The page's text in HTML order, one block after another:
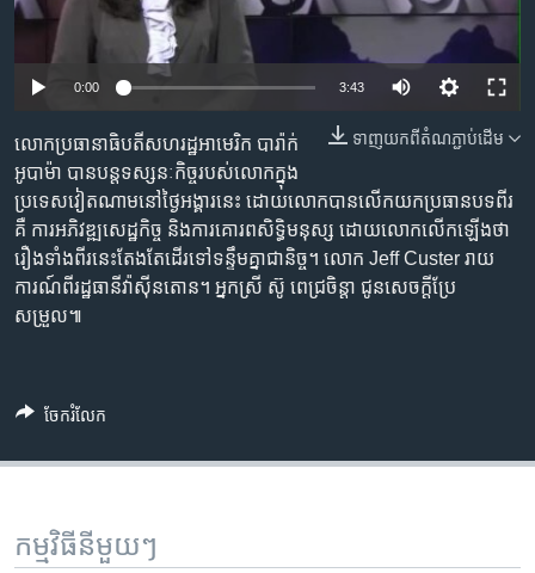
សម្ព័ន្ធ​
កាន់​
ទំព័រ​
ស្វែង​
រក
Khmer English
បណ្តាញ​សង្គម
ភាសា
0:00 3:43
ទាញ​យក​ពី​តំណភ្ជាប់​ដើម
លោក​ប្រធានាធិបតី​សហរដ្ឋ​អាមេរិក បារ៉ាក់
អូបាម៉ា បាន​បន្ត​ទស្សនៈកិច្ច​របស់​លោក​ក្នុង​
ប្រទេស​វៀតណាម​នៅ​ថ្ងៃអង្គារ​នេះ ដោយ​លោក​បាន​លើក​យក​ប្រធាន​បទ​ពីរ​
គឺ ការ​អភិវឌ្ឍ​សេដ្ឋកិច្ច និង​ការគោរព​សិទ្ធិ​មនុស្ស​ ដោយ​លោក​លើក​ឡើង​ថា
រឿង​ទាំងពីរ​នេះ​តែងតែ​ដើរ​ទៅ​ទន្ទឹម​គ្នា​ជានិច្ច។ លោក Jeff Custer រាយ
ការណ៍​ពី​រដ្ឋធានី​វ៉ាស៊ីនតោន។ អ្នកស្រី ស៊ូ ពេជ្រចិន្តា ជូន​សេចក្តី​ប្រែ
សម្រួល៕
ចែករំលែក
កម្មវិធី​នីមួយៗ